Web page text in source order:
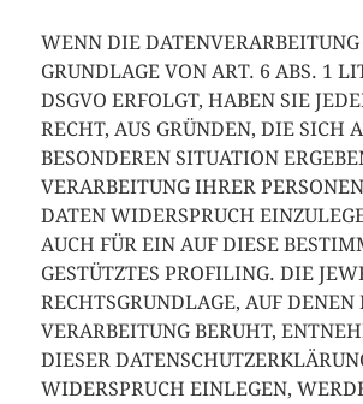
WENN DIE DATENVERARBEITUNG
GRUNDLAGE VON ART. 6 ABS. 1
DSGVO ERFOLGT, HABEN SIE
RECHT, AUS GRÜNDEN, DIE SICH
BESONDEREN SITUATION
VERARBEITUNG IHRER
DATEN WIDERSPRUCH
AUCH FÜR EIN AUF DIESE
GESTÜTZTES PROFILING. DIE
RECHTSGRUNDLAGE, AUF DENEN
VERARBEITUNG BERUHT,
DIESER
WIDERSPRUCH EINLEGEN,